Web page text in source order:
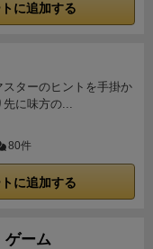
わる農場経営ゲーム
すい＆気軽に研究し
ーリーモード、まだ
残りも遊ぶのが楽し
の英語版プレイレビュ
用語が違いますが消す
きます。ウヴェの農業
り農作物の世話が好き
、きのこ、カリフラ
に追加する
ターのヒントを手掛か
先に味方の...
80件
に追加する
ゲーム